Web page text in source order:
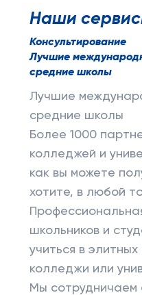
Наши
Консультирование
Лучшие
средние школы
Лучшие
средние школы
Более 1000
колледжей и
как вы можете
хотите, в любой
школьников и
учиться в
колледжи или
Мы